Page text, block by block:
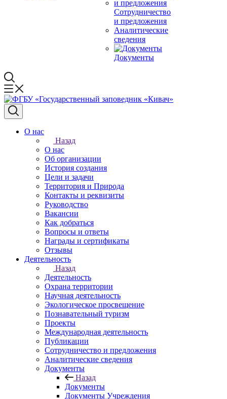
Сотрудничество
и предложения
Аналитические
сведения
Документы
О нас
Назад
О нас
Об организации
История создания
Цели и задачи
Территория и Природа
Контакты и реквизиты
Руководство
Вакансии
Как добраться
Вопросы и ответы
Награды и сертификаты
Отзывы
Деятельность
Назад
Деятельность
Охрана территории
Научная деятельность
Экологическое просвещение
Познавательный туризм
Проекты
Международная деятельность
Публикации
Сотрудничество и предложения
Аналитические сведения
Документы
Назад
Документы
Документы Учреждения